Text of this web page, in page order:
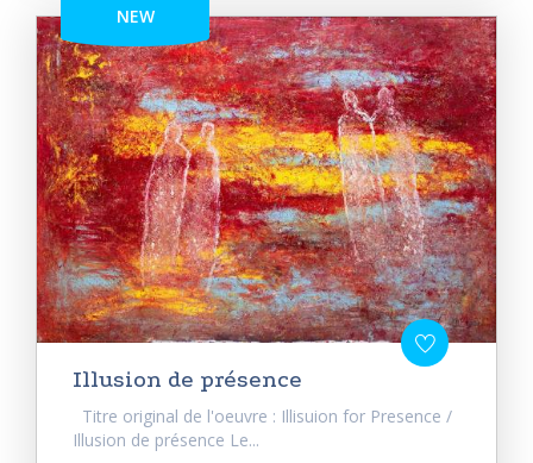
NEW
Illusion de présence
Titre original de l'oeuvre : Illisuion for Presence /
Illusion de présence Le...